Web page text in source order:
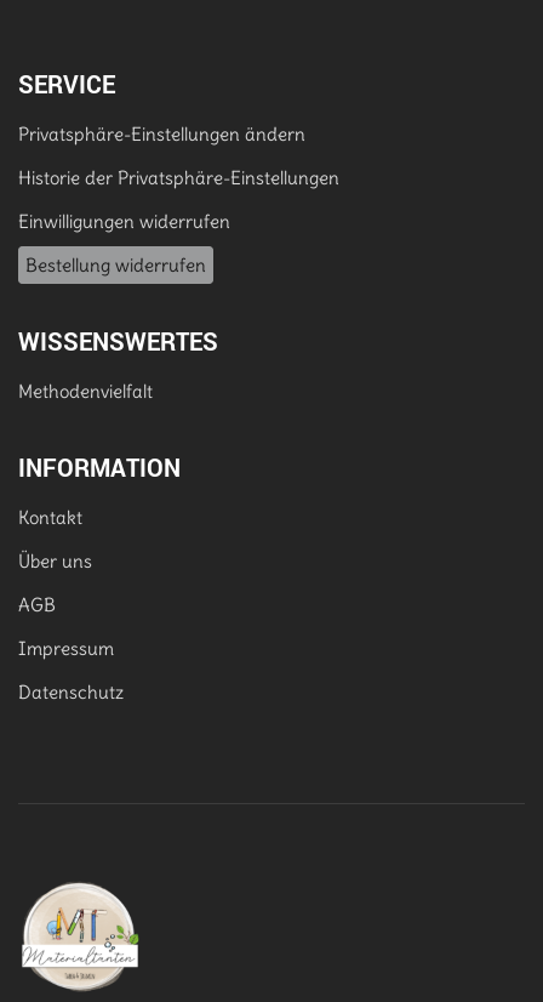
SERVICE
Privatsphäre-Einstellungen ändern
Historie der Privatsphäre-Einstellungen
Einwilligungen widerrufen
Bestellung widerrufen
WISSENSWERTES
Methodenvielfalt
INFORMATION
Kontakt
Über uns
AGB
Impressum
Datenschutz